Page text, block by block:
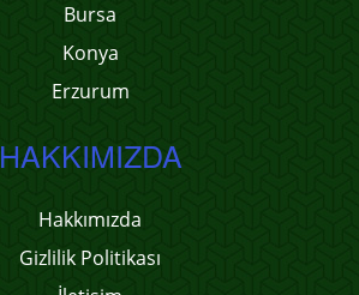
Bursa
Konya
Erzurum
HAKKIMIZDA
Hakkımızda
Gizlilik Politikası